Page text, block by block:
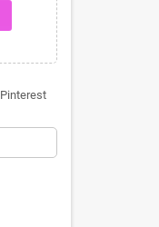
Pinterest